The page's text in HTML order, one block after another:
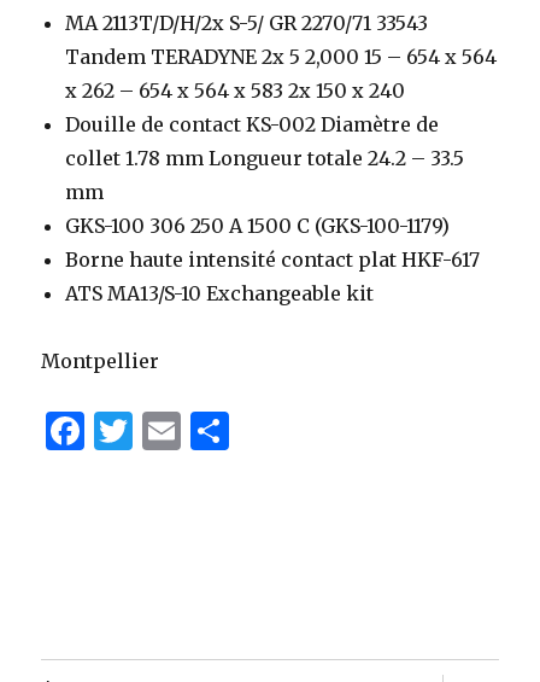
MA 2113T/D/H/2x S-5/ GR 2270/71 33543
Tandem TERADYNE 2x 5 2,000 15 – 654 x 564
x 262 – 654 x 564 x 583 2x 150 x 240
Douille de contact KS-002 Diamètre de
collet 1.78 mm Longueur totale 24.2 – 33.5
mm
GKS-100 306 250 A 1500 C (GKS-100-1179)
Borne haute intensité contact plat HKF-617
ATS MA13/S-10 Exchangeable kit
Montpellier
F
o
T
E